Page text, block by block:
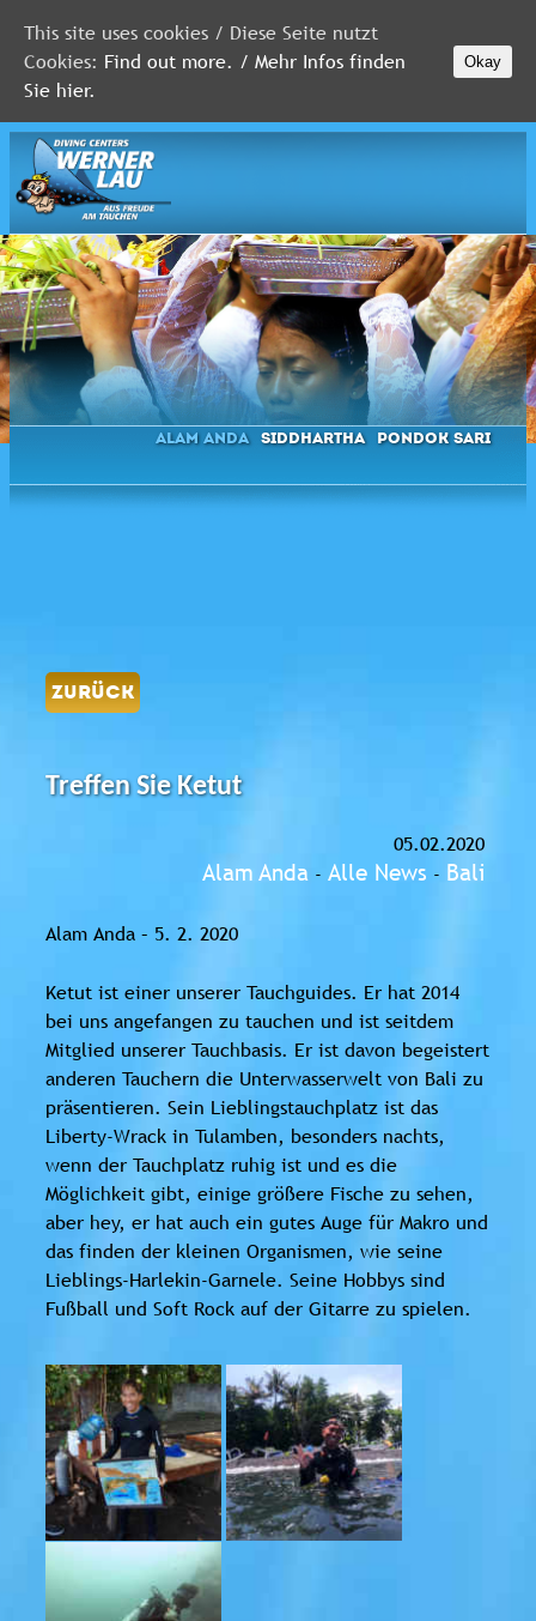
MALEDIVEN
ROTES
MEER
FLORIDA
Newsletter
Alam Anda Siddhartha Pondok Sari
ZURÜCK
Treffen Sie Ketut
05.02.2020
Alam Anda - Alle News - Bali
Alam Anda – 5. 2. 2020
Ketut ist einer unserer Tauchguides. Er hat 2014
bei uns angefangen zu tauchen und ist seitdem
Mitglied unserer Tauchbasis. Er ist davon begeistert
anderen Tauchern die Unterwasserwelt von Bali zu
präsentieren. Sein Lieblingstauchplatz ist das
Liberty-Wrack in Tulamben, besonders nachts,
wenn der Tauchplatz ruhig ist und es die
Möglichkeit gibt, einige größere Fische zu sehen,
aber hey, er hat auch ein gutes Auge für Makro und
das finden der kleinen Organismen, wie seine
Lieblings-Harlekin-Garnele. Seine Hobbys sind
Fußball und Soft Rock auf der Gitarre zu spielen.
This site uses cookies / Diese Seite nutzt
Cookies: Find out more. / Mehr Infos finden
Sie hier.
Okay